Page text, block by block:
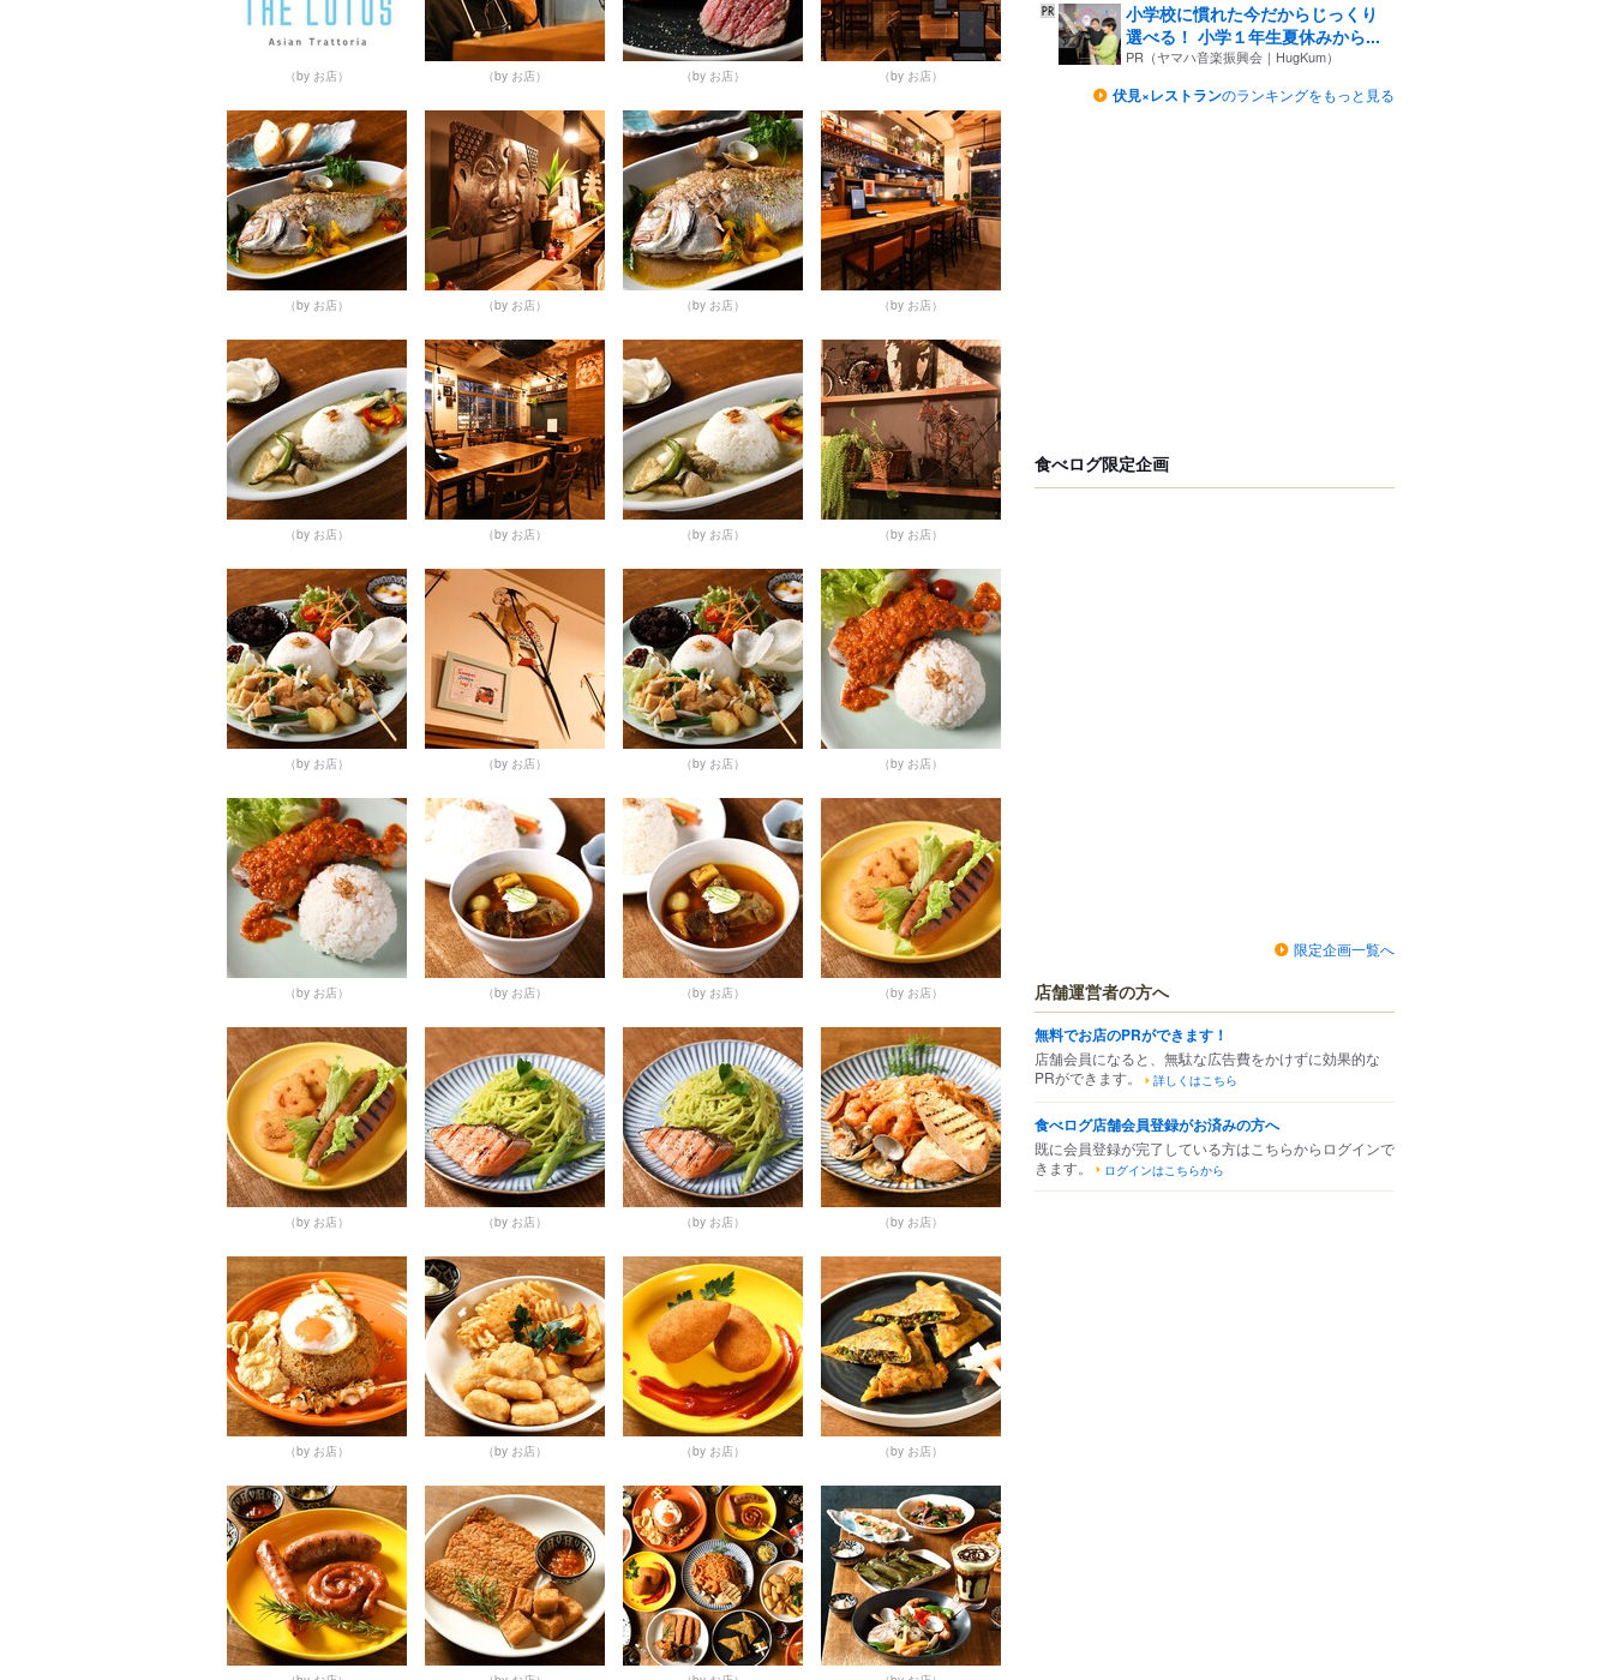
（by お店） （by お店） （by お店） （by お店）
（by お店） （by お店） （by お店） （by お店）
（by お店） （by お店） （by お店） （by お店）
（by お店） （by お店） （by お店） （by お店）
（by お店） （by お店） （by お店） （by お店）
（by お店） （by お店） （by お店） （by お店）
（by お店） （by お店） （by お店） （by お店）
小学校に慣れた今だからじっくり
選べる！ 小学１年生夏休みから...
PR（ヤマハ音楽振興会｜HugKum）
伏見×レストランのランキングをもっと見る
食べログ限定企画
限定企画一覧へ
店舗運営者の方へ
無料でお店のPRができます！
店舗会員になると、無駄な広告費をかけずに効果的な
PRができます。
詳しくはこちら
食べログ店舗会員登録がお済みの方へ
既に会員登録が完了している方はこちらからログインで
きます。
ログインはこちらから